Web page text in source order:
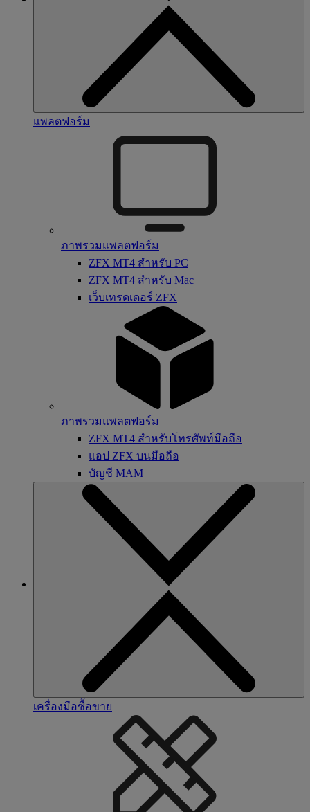
แพลตฟอร์ม
ภาพรวมแพลตฟอร์ม
ZFX MT4 สำหรับ PC
ZFX MT4 สำหรับ Mac
เว็บเทรดเดอร์ ZFX
ภาพรวมแพลตฟอร์ม
ZFX MT4 สำหรับโทรศัพท์มือถือ
แอป ZFX บนมือถือ
บัญชี MAM
เครื่องมือซื้อขาย